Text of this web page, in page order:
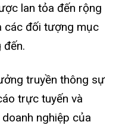
lan tỏa đến rộng
các đối tượng mục
đến.
truyền thông sự
trực tuyến và
nghiệp của